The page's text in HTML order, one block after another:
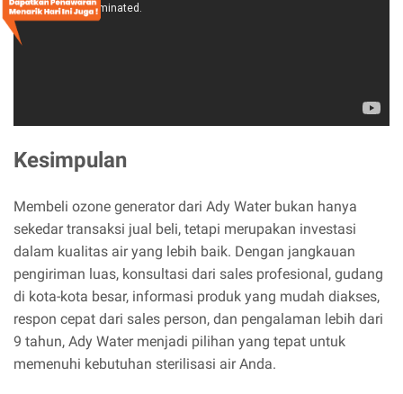
Kesimpulan
Membeli ozone generator dari Ady Water bukan hanya
sekedar transaksi jual beli, tetapi merupakan investasi
dalam kualitas air yang lebih baik. Dengan jangkauan
pengiriman luas, konsultasi dari sales profesional, gudang
di kota-kota besar, informasi produk yang mudah diakses,
respon cepat dari sales person, dan pengalaman lebih dari
9 tahun, Ady Water menjadi pilihan yang tepat untuk
memenuhi kebutuhan sterilisasi air Anda.